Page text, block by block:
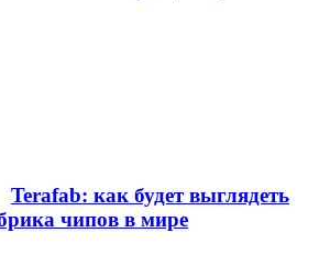
Terafab: как будет выглядеть
чипов в мире